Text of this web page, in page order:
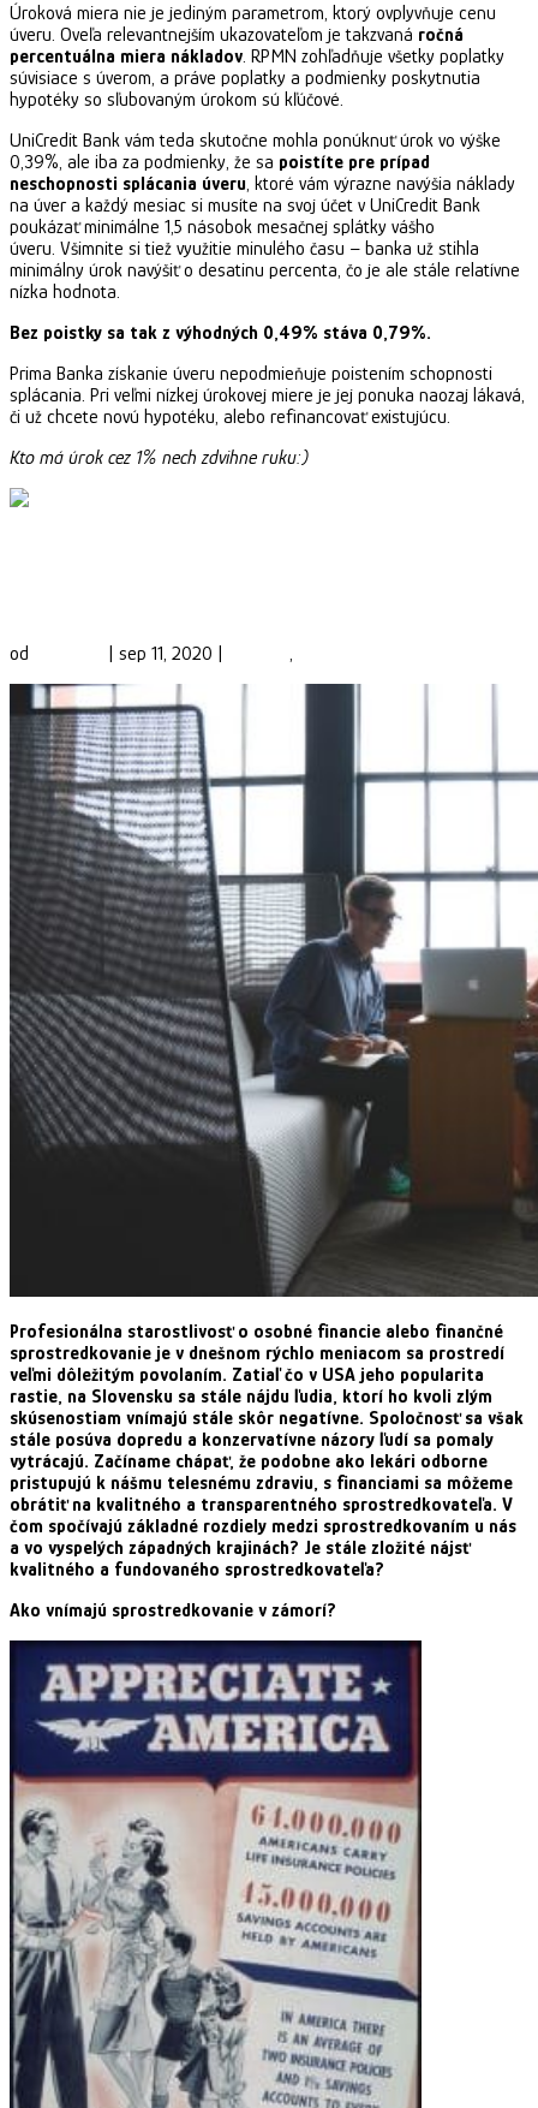
Úroková miera nie je jediným parametrom, ktorý ovplyvňuje cenu
úveru. Oveľa relevantnejším ukazovateľom je takzvaná ročná
percentuálna miera nákladov . RPMN zohľadňuje všetky poplatky
súvisiace s úverom, a práve poplatky a podmienky poskytnutia
hypotéky so sľubovaným úrokom sú kľúčové.
UniCredit Bank vám teda skutočne mohla ponúknuť úrok vo výške
0,39%, ale iba za podmienky, že sa poistíte pre prípad
neschopnosti splácania úveru , ktoré vám výrazne navýšia náklady
na úver a každý mesiac si musíte na svoj účet v UniCredit Bank
poukázať minimálne 1,5 násobok mesačnej splátky vášho
úveru. Všimnite si tiež využitie minulého času – banka už stihla
minimálny úrok navýšiť o desatinu percenta, čo je ale stále relatívne
nízka hodnota.
Bez poistky sa tak z výhodných 0,49% stáva 0,79%.
Prima Banka získanie úveru nepodmieňuje poistením schopnosti
splácania. Pri veľmi nízkej úrokovej miere je jej ponuka naozaj lákavá,
či už chcete novú hypotéku, alebo refinancovať existujúcu.
Kto má úrok cez 1% nech zdvihne ruku:)
od sep 11, 2020 ,
Profesionálna starostlivosť o osobné financie alebo finančné
sprostredkovanie je v dnešnom rýchlo meniacom sa prostredí
veľmi dôležitým povolaním. Zatiaľ čo v USA jeho popularita
rastie, na Slovensku sa stále nájdu ľudia, ktorí ho kvoli zlým
skúsenostiam vnímajú stále skôr negatívne. Spoločnosť sa však
stále posúva dopredu a konzervatívne názory ľudí sa pomaly
vytrácajú. Začíname chápať, že podobne ako lekári odborne
pristupujú k nášmu telesnému zdraviu, s financiami sa môžeme
obrátiť na kvalitného a transparentného sprostredkovateľa. V
čom spočívajú základné rozdiely medzi sprostredkovaním u nás
a vo vyspelých západných krajinách? Je stále zložité nájsť
kvalitného a fundovaného sprostredkovateľa?
Ako vnímajú sprostredkovanie v zámorí?